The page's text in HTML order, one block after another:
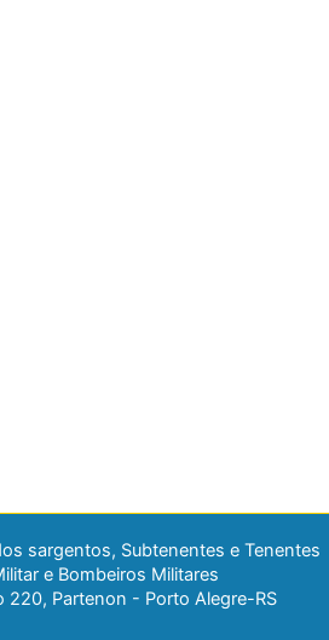
sargentos, Subtenentes e Tenentes
e Bombeiros Militares
220, Partenon - Porto Alegre-RS